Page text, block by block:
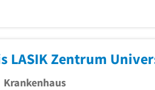
LASIK Zentrum
Krankenhaus